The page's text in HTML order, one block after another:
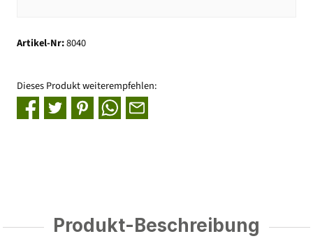
Artikel-Nr:8040
Dieses Produkt weiterempfehlen:
Produkt-Beschreibung